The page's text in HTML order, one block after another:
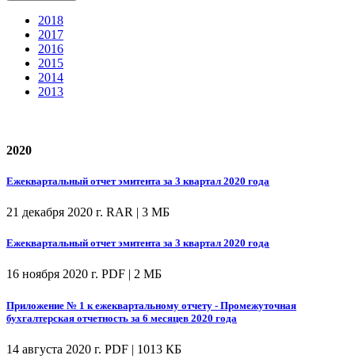
2018
2017
2016
2015
2014
2013
2020
Ежеквартальный отчет эмитента за 3 квартал 2020 года
21 декабря 2020 г. RAR | 3 МБ
Ежеквартальный отчет эмитента за 3 квартал 2020 года
16 ноября 2020 г. PDF | 2 МБ
Приложение № 1 к ежеквартальному отчету - Промежуточная
бухгалтерская отчетность за 6 месяцев 2020 года
14 августа 2020 г. PDF | 1013 КБ